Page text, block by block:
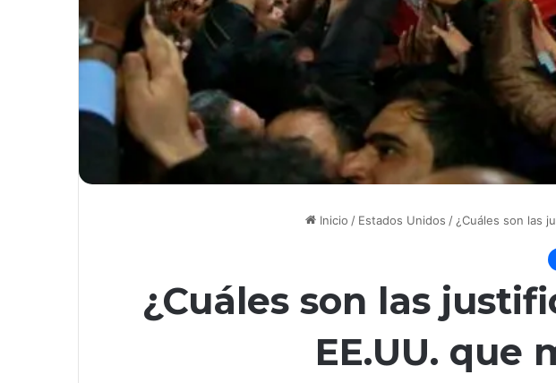
Inicio / Estados Unidos / ¿Cuáles son las
¿Cuáles son las
EE.UU. que